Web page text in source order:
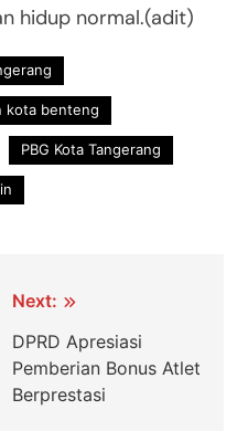
hidup normal.(adit)
kota benteng
PBG Kota Tangerang
Next:
DPRD Apresiasi
Pemberian Bonus Atlet
Berprestasi